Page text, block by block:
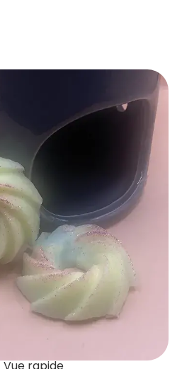
Vue rapide